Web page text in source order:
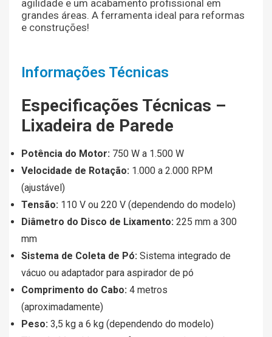
agilidade e um acabamento profissional em
grandes áreas. A ferramenta ideal para reformas
e construções!
Informações Técnicas
Especificações Técnicas –
Lixadeira de Parede
Potência do Motor: 750 W a 1.500 W
Velocidade de Rotação: 1.000 a 2.000 RPM
(ajustável)
Tensão: 110 V ou 220 V (dependendo do modelo)
Diâmetro do Disco de Lixamento: 225 mm a 300
mm
Sistema de Coleta de Pó: Sistema integrado de
vácuo ou adaptador para aspirador de pó
Comprimento do Cabo: 4 metros
(aproximadamente)
Peso: 3,5 kg a 6 kg (dependendo do modelo)